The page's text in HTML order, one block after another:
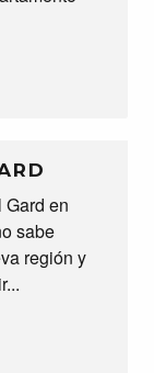
en
sabe
región y